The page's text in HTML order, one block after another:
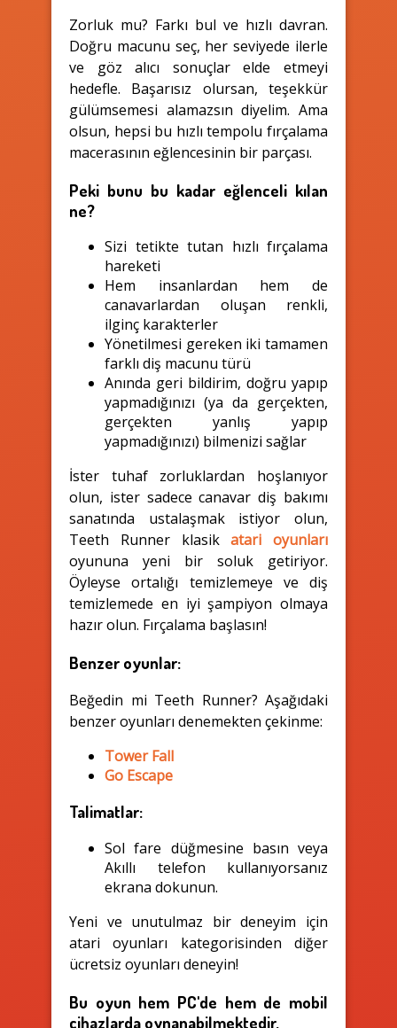
Zorluk mu? Farkı bul ve hızlı davran.
Doğru macunu seç, her seviyede ilerle
ve göz alıcı sonuçlar elde etmeyi
hedefle. Başarısız olursan, teşekkür
gülümsemesi alamazsın diyelim. Ama
olsun, hepsi bu hızlı tempolu fırçalama
macerasının eğlencesinin bir parçası.
Peki bunu bu kadar eğlenceli kılan
ne?
Sizi tetikte tutan hızlı fırçalama
hareketi
Hem insanlardan hem de
canavarlardan oluşan renkli,
ilginç karakterler
Yönetilmesi gereken iki tamamen
farklı diş macunu türü
Anında geri bildirim, doğru yapıp
yapmadığınızı (ya da gerçekten,
gerçekten yanlış yapıp
yapmadığınızı) bilmenizi sağlar
İster tuhaf zorluklardan hoşlanıyor
olun, ister sadece canavar diş bakımı
sanatında ustalaşmak istiyor olun,
Teeth Runner klasikatari oyunları
oyununa yeni bir soluk getiriyor.
Öyleyse ortalığı temizlemeye ve diş
temizlemede en iyi şampiyon olmaya
hazır olun. Fırçalama başlasın!
Benzer oyunlar:
Beğedin mi Teeth Runner? Aşağıdaki
benzer oyunları denemekten çekinme:
Tower Fall
Go Escape
Talimatlar:
Sol fare düğmesine basın veya
Akıllı telefon kullanıyorsanız
ekrana dokunun.
Yeni ve unutulmaz bir deneyim için
atari oyunları kategorisinden diğer
ücretsiz oyunları deneyin!
Bu oyun hem PC'de hem de mobil
cihazlarda oynanabilmektedir.